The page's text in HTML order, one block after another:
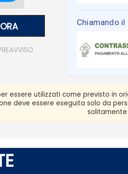
Chiamando
essere utilizzati come previsto in
deve essere eseguita solo da